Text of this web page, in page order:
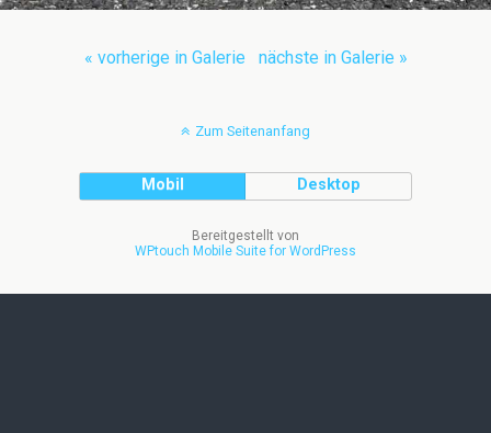
« vorherige in Galerie nächste in Galerie »
Zum Seitenanfang
Mobil Desktop
Bereitgestellt von
WPtouch Mobile Suite for WordPress